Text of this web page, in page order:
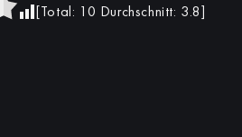
[Total: 10 Durchschnitt: 3.8]